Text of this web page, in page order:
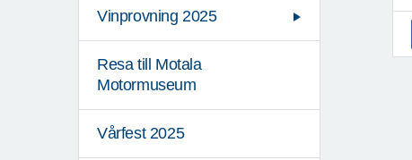
Vinprovning 2025
Resa till Motala
Motormuseum
Vårfest 2025